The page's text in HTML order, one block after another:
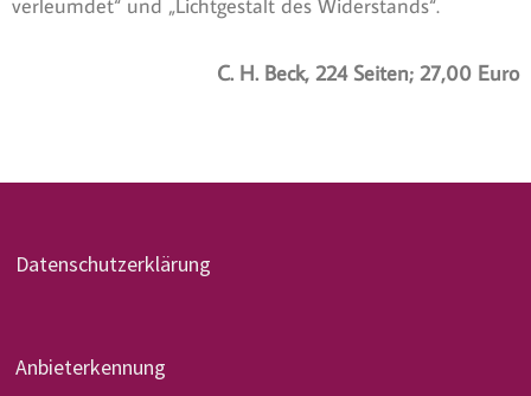
verleumdet“ und „Lichtgestalt des Widerstands“.
C. H. Beck, 224 Seiten; 27,00 Euro
Datenschutzerklärung
Anbieterkennung